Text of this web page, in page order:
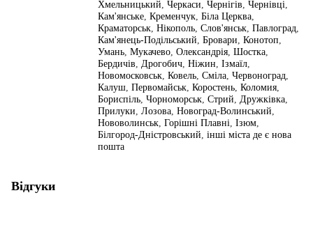
Хмельницький, Черкаси, Чернігів, Чернівці,
Кам'янське, Кременчук, Біла Церква,
Краматорськ, Нікополь, Слов'янськ, Павлоград,
Кам'янець-Подільський, Бровари, Конотоп,
Умань, Мукачево, Олександрія, Шостка,
Бердичів, Дрогобич, Ніжин, Ізмаїл,
Новомосковськ, Ковель, Сміла, Червоноград,
Калуш, Первомайськ, Коростень, Коломия,
Бориспіль, Чорноморськ, Стрий, Дружківка,
Прилуки, Лозова, Новоград-Волинський,
Нововолинськ, Горішні Плавні, Ізюм,
Білгород-Дністровський, інші міста де є нова
пошта
Відгуки